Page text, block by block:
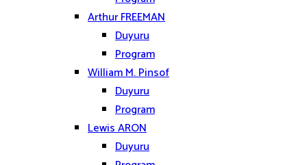
Arthur FREEMAN
Duyuru
Program
William M. Pinsof
Duyuru
Program
Lewis ARON
Duyuru